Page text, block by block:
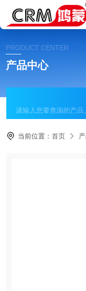
PRODUCT CENTER
产品中心
当前位置：首页